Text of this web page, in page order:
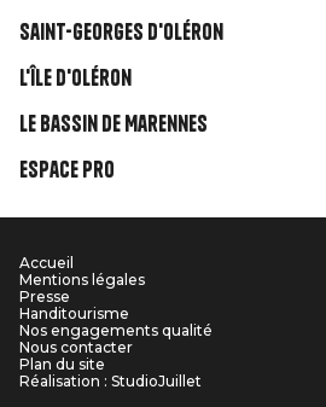
Liens
rubriques
Saint-Georges d'Oléron
L'île d'Oléron
Le Bassin de Marennes
Espace Pro
Menu
Pied
de
Accueil
Mentions légales
Presse
Handitourisme
Nos engagements qualité
Nous contacter
Plan du site
Réalisation : StudioJuillet